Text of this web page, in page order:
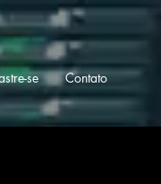
se Contato